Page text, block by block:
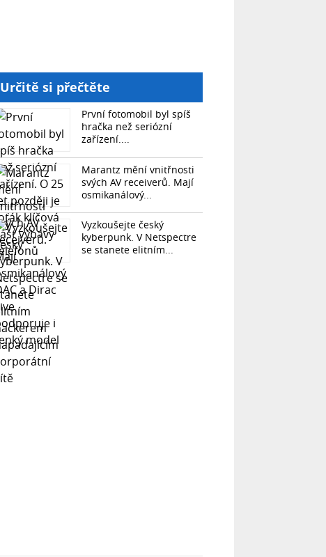
Určitě si přečtěte
První fotomobil byl spíš
hračka než seriózní
zařízení....
Marantz mění vnitřnosti
svých AV receiverů. Mají
osmikanálový...
Vyzkoušejte český
kyberpunk. V Netspectre
se stanete elitním...